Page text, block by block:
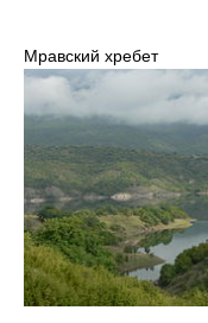
Мравский хребет